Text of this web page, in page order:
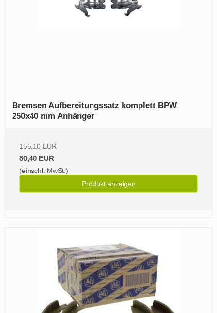
Bremsen Aufbereitungssatz komplett BPW
250x40 mm Anhänger
155,10 EUR
80,40 EUR
(einschl. MwSt.)
Produkt anzeigen